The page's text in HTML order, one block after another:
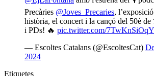
Vols fer voluntariat? Informa't i troba el teu lloc